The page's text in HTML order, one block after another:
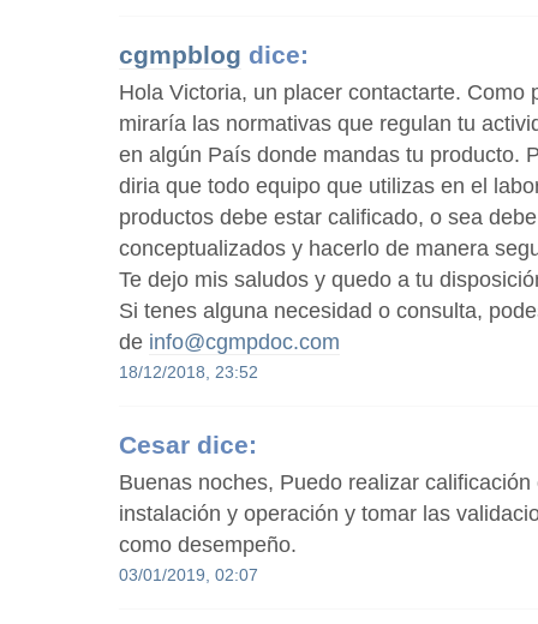
cgmpblog dice:
Hola Victoria, un placer contactarte. Como
miraría las normativas que regulan tu
en algún País donde mandas tu producto.
diria que todo equipo que utilizas en el
productos debe estar calificado, o sea
conceptualizados y hacerlo de manera
Te dejo mis saludos y quedo a tu
Si tenes alguna necesidad o consulta,
de info@cgmpdoc.com
18/12/2018, 23:52
Cesar dice:
Buenas noches, Puedo realizar calificación
instalación y operación y tomar las
como desempeño.
03/01/2019, 02:07